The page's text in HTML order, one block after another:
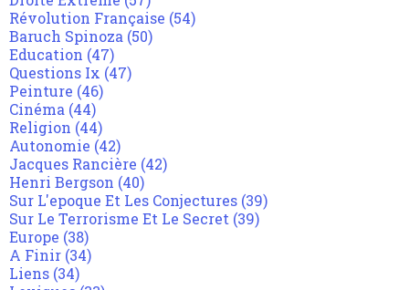
Révolution Française (54)
Baruch Spinoza (50)
Education (47)
Questions Ix (47)
Peinture (46)
Cinéma (44)
Religion (44)
Autonomie (42)
Jacques Rancière (42)
Henri Bergson (40)
Sur L'epoque Et Les Conjectures (39)
Sur Le Terrorisme Et Le Secret (39)
Europe (38)
A Finir (34)
Liens (34)